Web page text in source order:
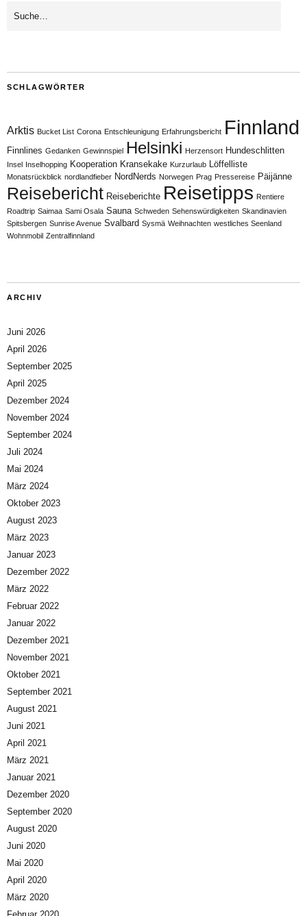
SCHLAGWÖRTER
Arktis Bucket List Corona Entschleunigung Erfahrungsbericht Finnland
Finnlines Gedanken Gewinnspiel Helsinki Herzensort Hundeschlitten
Insel Inselhopping Kooperation Kransekake Kurzurlaub Löffelliste
Monatsrückblick nordlandfieber NordNerds Norwegen Prag Pressereise Päijänne
Reisebericht Reiseberichte Reisetipps Rentiere
Roadtrip Saimaa Sami Osala Sauna Schweden Sehenswürdigkeiten Skandinavien
Spitsbergen Sunrise Avenue Svalbard Sysmä Weihnachten westliches Seenland
Wohnmobil Zentralfinnland
ARCHIV
Juni 2026
April 2026
September 2025
April 2025
Dezember 2024
November 2024
September 2024
Juli 2024
Mai 2024
März 2024
Oktober 2023
August 2023
März 2023
Januar 2023
Dezember 2022
März 2022
Februar 2022
Januar 2022
Dezember 2021
November 2021
Oktober 2021
September 2021
August 2021
Juni 2021
April 2021
März 2021
Januar 2021
Dezember 2020
September 2020
August 2020
Juni 2020
Mai 2020
April 2020
März 2020